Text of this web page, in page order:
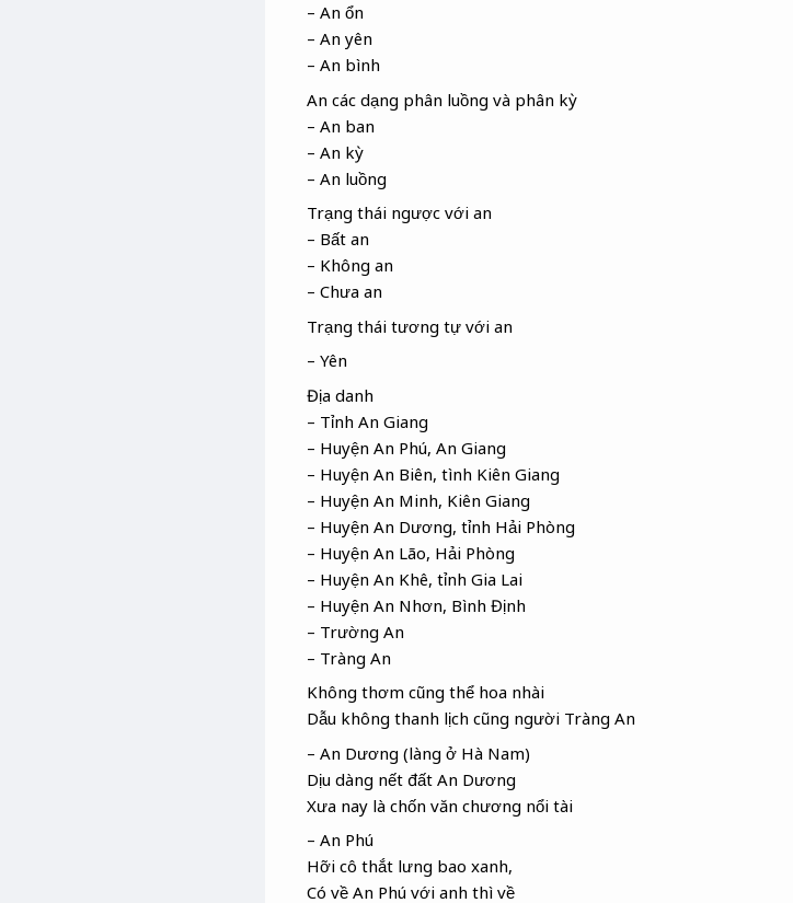
– An ổn
– An yên
– An bình
An các dạng phân luồng và phân kỳ
– An ban
– An kỳ
– An luồng
Trạng thái ngược với an
– Bất an
– Không an
– Chưa an
Trạng thái tương tự với an
– Yên
Địa danh
– Tỉnh An Giang
– Huyện An Phú, An Giang
– Huyện An Biên, tình Kiên Giang
– Huyện An Minh, Kiên Giang
– Huyện An Dương, tỉnh Hải Phòng
– Huyện An Lão, Hải Phòng
– Huyện An Khê, tỉnh Gia Lai
– Huyện An Nhơn, Bình Định
– Trường An
– Tràng An
Không thơm cũng thể hoa nhài
Dẫu không thanh lịch cũng người Tràng An
– An Dương (làng ở Hà Nam)
Dịu dàng nết đất An Dương
Xưa nay là chốn văn chương nổi tài
– An Phú
Hỡi cô thắt lưng bao xanh,
Có về An Phú với anh thì về